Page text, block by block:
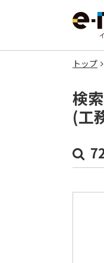
トップ
検
(工